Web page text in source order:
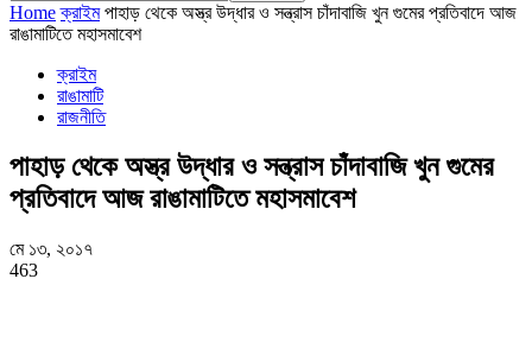
Home ক্রাইম পাহাড় থেকে অস্ত্র উদ্ধার ও সন্ত্রাস চাঁদাবাজি খুন গুমের প্রতিবাদে আজ
রাঙামাটিতে মহাসমাবেশ
ক্রাইম
রাঙামাটি
রাজনীতি
পাহাড় থেকে অস্ত্র উদ্ধার ও সন্ত্রাস চাঁদাবাজি খুন গুমের
প্রতিবাদে আজ রাঙামাটিতে মহাসমাবেশ
মে ১৩, ২০১৭
463